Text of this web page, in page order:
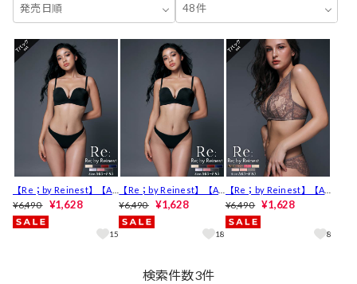
発売日順 48件
【Re；by Reinest】【A-
Fサイズ】DIVA BRA serie
s Seamless /シームレス
ブラ＆Tバックショーツ
¥6,490 ¥1,628
15
【Re；by Reinest】【A-
Fサイズ】DIVA BRA serie
s Seamless /シームレス
ブラ＆ショーツ[推し][人
¥6,490 ¥1,628
18
【Re；by Reinest】【A-
Fサイズ】DIVA BRA serie
s 24h Souffle /24h スフレ
ブラジャー＆バック透けT
¥6,490 ¥1,628
8
検索件数3件